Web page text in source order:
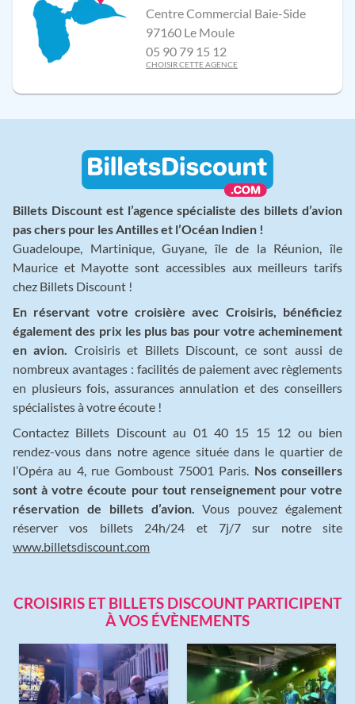
Centre Commercial Baie-Side
97160 Le Moule
05 90 79 15 12
CHOISIR CETTE AGENCE
Billets Discount est l’agence spécialiste des billets d’avion
pas chers pour les Antilles et l’Océan Indien !
Guadeloupe, Martinique, Guyane, île de la Réunion, île
Maurice et Mayotte sont accessibles aux meilleurs tarifs
chez Billets Discount !
En réservant votre croisière avec Croisiris, bénéficiez
également des prix les plus bas pour votre acheminement
en avion.
Croisiris et Billets Discount, ce sont aussi de
nombreux avantages : facilités de paiement avec règlements
en plusieurs fois, assurances annulation et des conseillers
spécialistes à votre écoute !
Contactez Billets Discount au 01 40 15 15 12 ou bien
rendez-vous dans notre agence située dans le quartier de
l’Opéra au 4, rue Gomboust 75001 Paris. Nos conseillers
sont à votre écoute pour tout renseignement pour votre
réservation de billets d’avion.
Vous pouvez également
réserver vos billets 24h/24 et 7j/7 sur notre site
www.billetsdiscount.com
CROISIRIS ET BILLETS DISCOUNT PARTICIPENT
À VOS ÉVÈNEMENTS